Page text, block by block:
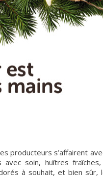
producteurs s’affairent
avec soin, huîtres
à souhait, et bien